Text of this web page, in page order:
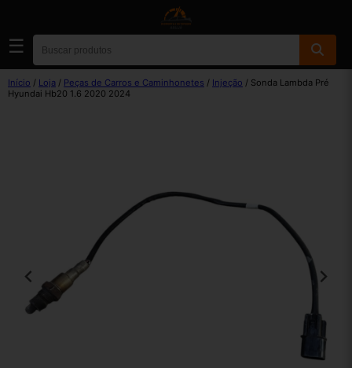
☰
Início / Loja / Peças de Carros e Caminhonetes / Injeção / Sonda Lambda Pré
Hyundai Hb20 1.6 2020 2024